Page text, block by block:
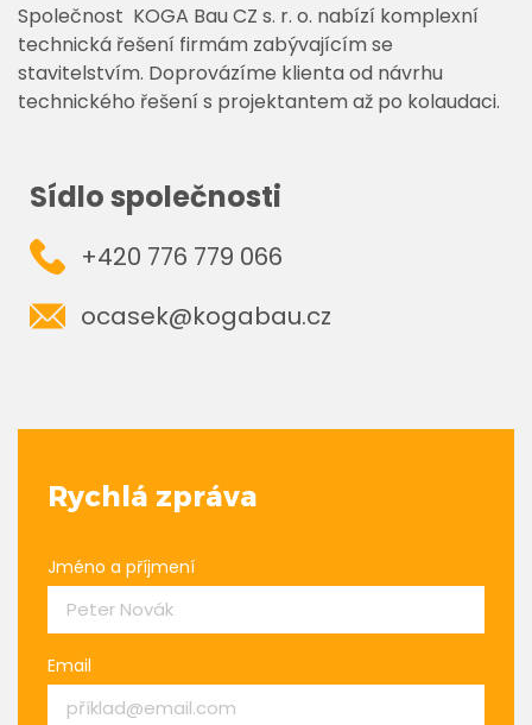
Společnost KOGA Bau CZ s. r. o. nabízí komplexní
technická řešení firmám zabývajícím se
stavitelstvím. Doprovázíme klienta od návrhu
technického řešení s projektantem až po kolaudaci.
Sídlo společnosti
+420 776 779 066
ocasek@kogabau.cz
Rychlá zpráva
Jméno a příjmení
Email